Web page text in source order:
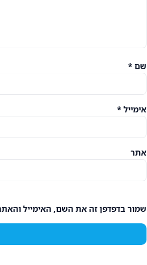
שם*
אימייל*
אתר
שמור בדפדפן זה את השם, האימייל